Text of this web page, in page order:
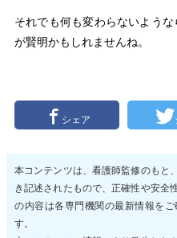
それでも何も変わらないよう
が賢明かもしれませんね。
シェア
本コンテンツは、看護師監修のもと
き記述されたもので、正確性や安全
の内容は各専門機関の最新情報を
す。